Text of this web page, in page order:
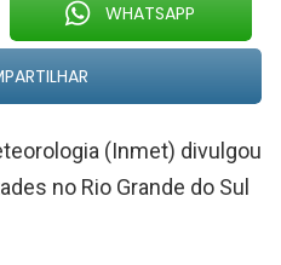
WHATSAPP
(Inmet) divulgou
no Rio Grande do Sul